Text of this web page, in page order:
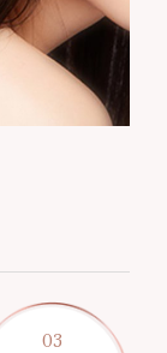
03